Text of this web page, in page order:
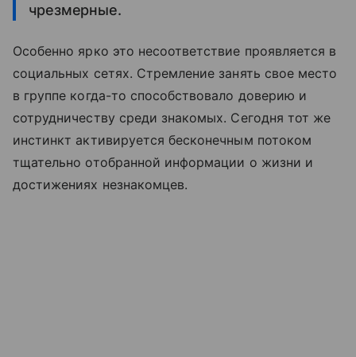
чрезмерные.
Особенно ярко это несоответствие проявляется в
социальных сетях. Стремление занять свое место
в группе когда-то способствовало доверию и
сотрудничеству среди знакомых. Сегодня тот же
инстинкт активируется бесконечным потоком
тщательно отобранной информации о жизни и
достижениях незнакомцев.